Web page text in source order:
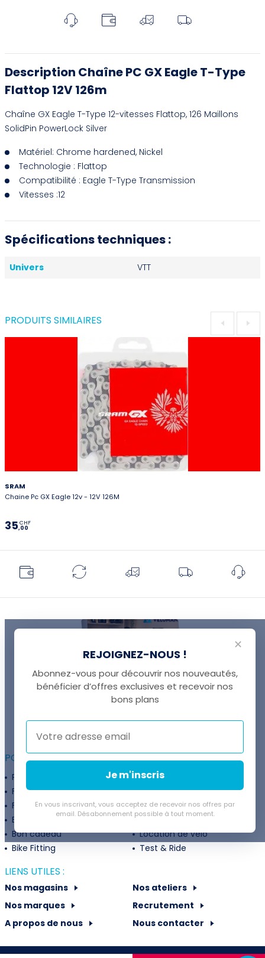
Description Chaîne PC GX Eagle T-Type
Flattop 12V 126m
Chaîne GX Eagle T-Type 12-vitesses Flattop, 126 Maillons
SolidPin PowerLock Silver
Matériel: Chrome hardened, Nickel
Technologie : Flattop
Compatibilité : Eagle T-Type Transmission
Vitesses :12
Spécifications techniques :
Univers VTT
PRODUITS SIMILAIRES
SRAM
Chaine Pc GX Eagle 12v - 12V 126M
35,00
CHF
UNE QUESTION ?
+41 22 307 02 00
POUR ALLER PLUS LOIN :
Programme fidélité
Entreprises
Financement
Services
Flexibilité de paiement
Subventions
Extension de garantie
Politique de retour
Bon cadeau
Location de vélo
Bike Fitting
Test & Ride
LIENS UTILES :
Nos magasins
Nos ateliers
Nos marques
Recrutement
A propos de nous
Nous contacter
✕
REJOIGNEZ-NOUS !
Abonnez-vous pour découvrir nos nouveautés,
bénéficier d’offres exclusives et recevoir nos
bons plans
Je m'inscris
En vous inscrivant, vous acceptez de recevoir nos offres par
email. Désabonnement possible à tout moment.